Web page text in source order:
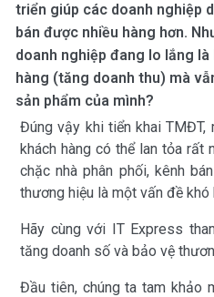
triển giúp các doanh nghiệp
bán được nhiều hàng hơn.
doanh nghiệp đang lo lắng
hàng (tăng doanh thu) mà
sản phẩm của mình?
Đúng vậy khi tiển khai
khách hàng có thể lan tỏa rất
chặc nhà phân phối, kênh
thương hiệu là một vấn đề khó
Hãy cùng với IT Express
tăng doanh số và bảo vệ
Đầu tiên, chúng ta tam khảo